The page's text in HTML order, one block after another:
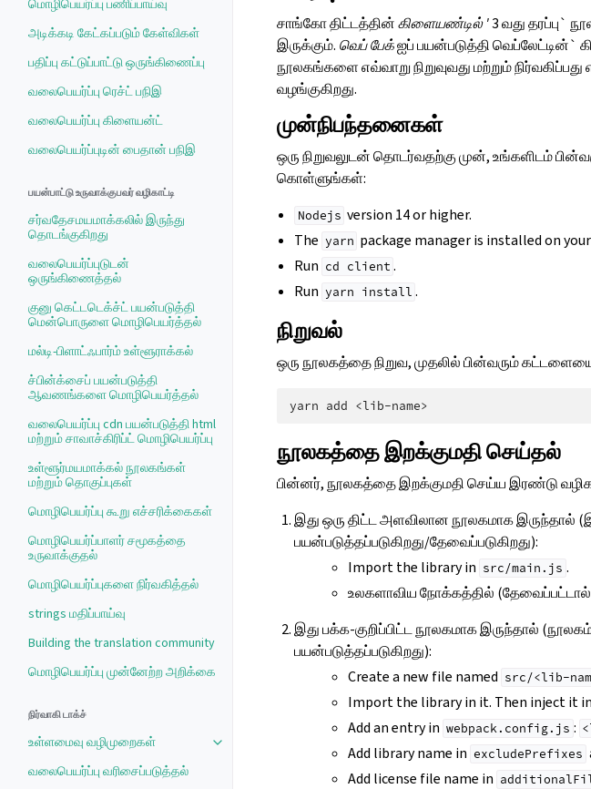
மொழிபெயர்ப்பு பணிப்பாய்வு
அடிக்கடி கேட்கப்படும் கேள்விகள்
பதிப்பு கட்டுப்பாட்டு ஒருங்கிணைப்பு
வலைபெயர்ப்பு ரெச்ட் பநிஇ
வலைபெயர்ப்பு கிளையன்ட்
வலைபெயர்ப்புடின் பைதான் பநிஇ
பயன்பாட்டு உருவாக்குபவர் வழிகாட்டி
சர்வதேசமயமாக்கலில் இருந்து
தொடங்குகிறது
வலைபெயர்ப்புடுடன்
ஒருங்கிணைத்தல்
குனு கெட்டடெக்ச்ட் பயன்படுத்தி
மென்பொருளை மொழிபெயர்த்தல்
மல்டி-பிளாட்ஃபார்ம் உள்ளூராக்கல்
ச்பின்க்சைப் பயன்படுத்தி
ஆவணங்களை மொழிபெயர்த்தல்
வலைபெயர்ப்பு cdn பயன்படுத்தி html
மற்றும் சாவாச்கிரிப்ட் மொழிபெயர்ப்பு
உள்ளூர்மயமாக்கல் நூலகங்கள்
மற்றும் தொகுப்புகள்
மொழிபெயர்ப்பு கூறு எச்சரிக்கைகள்
மொழிபெயர்ப்பாளர் சமூகத்தை
உருவாக்குதல்
மொழிபெயர்ப்புகளை நிர்வகித்தல்
strings மதிப்பாய்வு
Building the translation community
மொழிபெயர்ப்பு முன்னேற்ற அறிக்கை
நிர்வாகி டாக்ச்
உள்ளமைவு வழிமுறைகள்
Toggle navigation of உள்ளமைவு வழிமுறைகள்
வலைபெயர்ப்பு வரிசைப்படுத்தல்
சாங்கோ திட்டத்தின்கிளையண்டில் '3 வது தரப்பு`
இருக்கும். வெப் பேக்ஐப் பயன்படுத்தி வெப்லேட்டின்`
நூலகங்களை எவ்வாறு நிறுவுவது மற்றும் நிர்வகிப்பது
வழங்குகிறது.
முன்நிபந்தனைகள்
ஒரு நிறுவலுடன் தொடர்வதற்கு முன், உங்களிடம்
கொள்ளுங்கள்:
Nodejs version 14 or higher.
The yarn package manager is installed on
Run cd client .
Run yarn install .
நிறுவல்
ஒரு நூலகத்தை நிறுவ, முதலில் பின்வரும்
yarn add
நூலகத்தை இறக்குமதி செய்தல்
பின்னர், நூலகத்தை இறக்குமதி செய்ய இரண்டு
இது ஒரு திட்ட அளவிலான நூலகமாக இருந்தால்
பயன்படுத்தப்படுகிறது/தேவைப்படுகிறது):
Import the library in src/main.js .
உலகளாவிய நோக்கத்தில் (தேவைப்பட்டால்)
இது பக்க-குறிப்பிட்ட நூலகமாக இருந்தால் (நூலகம்
பயன்படுத்தப்படுகிறது):
Create a new file named src/<lib-
Import the library in it. Then inject it
Add an entry in webpack.config.js :
Add library name in excludePrefixes
Add license file name in